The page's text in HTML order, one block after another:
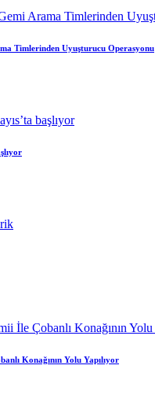
Timlerinden Uyuşturucu Operasyonu
Konağının Yolu Yapılıyor